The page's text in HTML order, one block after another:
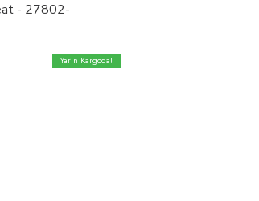
- 27802-
Yarın Kargoda!